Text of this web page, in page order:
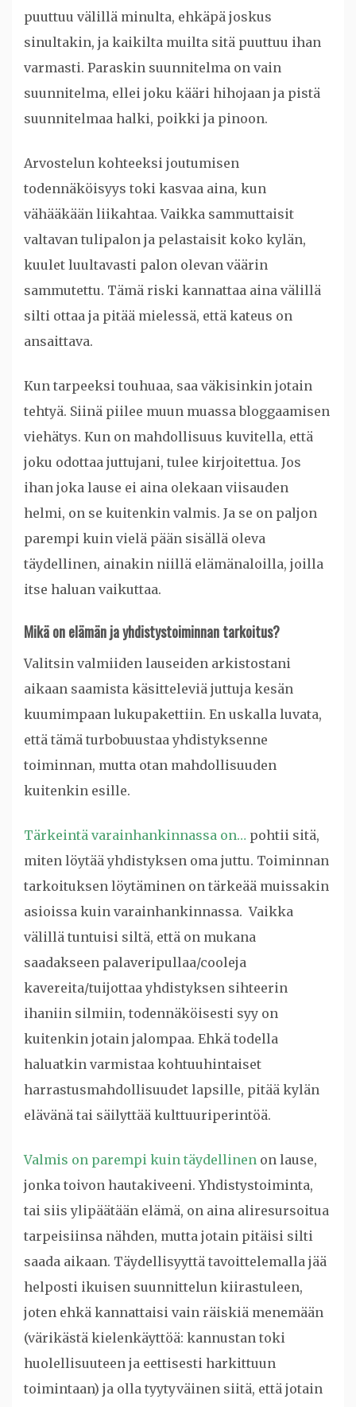
puuttuu välillä minulta, ehkäpä joskus
sinultakin, ja kaikilta muilta sitä puuttuu ihan
varmasti. Paraskin suunnitelma on vain
suunnitelma, ellei joku kääri hihojaan ja pistä
suunnitelmaa halki, poikki ja pinoon.
Arvostelun kohteeksi joutumisen
todennäköisyys toki kasvaa aina, kun
vähääkään liikahtaa. Vaikka sammuttaisit
valtavan tulipalon ja pelastaisit koko kylän,
kuulet luultavasti palon olevan väärin
sammutettu. Tämä riski kannattaa aina välillä
silti ottaa ja pitää mielessä, että kateus on
ansaittava.
Kun tarpeeksi touhuaa, saa väkisinkin jotain
tehtyä. Siinä piilee muun muassa bloggaamisen
viehätys. Kun on mahdollisuus kuvitella, että
joku odottaa juttujani, tulee kirjoitettua. Jos
ihan joka lause ei aina olekaan viisauden
helmi, on se kuitenkin valmis. Ja se on paljon
parempi kuin vielä pään sisällä oleva
täydellinen, ainakin niillä elämänaloilla, joilla
itse haluan vaikuttaa.
Mikä on elämän ja yhdistystoiminnan tarkoitus?
Valitsin valmiiden lauseiden arkistostani
aikaan saamista käsitteleviä juttuja kesän
kuumimpaan lukupakettiin. En uskalla luvata,
että tämä turbobuustaa yhdistyksenne
toiminnan, mutta otan mahdollisuuden
kuitenkin esille.
Tärkeintä varainhankinnassa on… pohtii sitä,
miten löytää yhdistyksen oma juttu. Toiminnan
tarkoituksen löytäminen on tärkeää muissakin
asioissa kuin varainhankinnassa. Vaikka
välillä tuntuisi siltä, että on mukana
saadakseen palaveripullaa/cooleja
kavereita/tuijottaa yhdistyksen sihteerin
ihaniin silmiin, todennäköisesti syy on
kuitenkin jotain jalompaa. Ehkä todella
haluatkin varmistaa kohtuuhintaiset
harrastusmahdollisuudet lapsille, pitää kylän
elävänä tai säilyttää kulttuuriperintöä.
Valmis on parempi kuin täydellinen on lause,
jonka toivon hautakiveeni. Yhdistystoiminta,
tai siis ylipäätään elämä, on aina aliresursoitua
tarpeisiinsa nähden, mutta jotain pitäisi silti
saada aikaan. Täydellisyyttä tavoittelemalla jää
helposti ikuisen suunnittelun kiirastuleen,
joten ehkä kannattaisi vain räiskiä menemään
(värikästä kielenkäyttöä: kannustan toki
huolellisuuteen ja eettisesti harkittuun
toimintaan) ja olla tyytyväinen siitä, että jotain